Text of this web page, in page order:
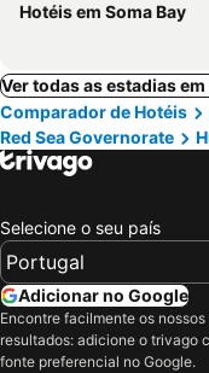
Hotéis em Soma Bay
Ver todas as estadias
Comparador de Hotéis
Red Sea Governorate
Selecione o seu país
Adicionar no Google
Encontre facilmente os nossos
resultados: adicione o trivago
fonte preferencial no Google.